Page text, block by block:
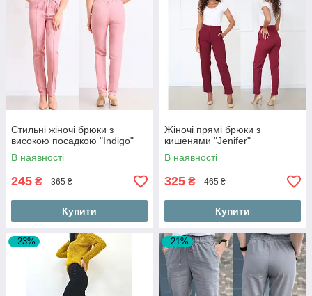
Стильні жіночі брюки з
високою посадкою "Indigo"
В наявності
245 ₴ 365 ₴
Купити
Жіночі прямі брюки з
кишенями "Jenifer"
В наявності
325 ₴ 465 ₴
Купити
–23% –21%